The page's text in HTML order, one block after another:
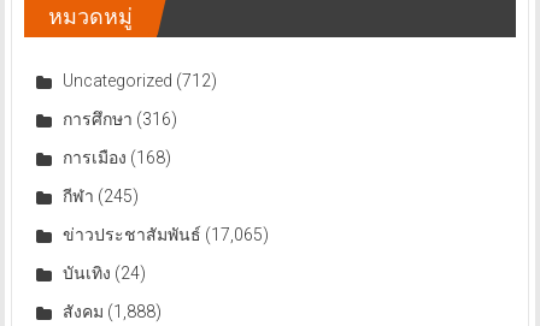
หมวดหมู่
Uncategorized (712)
การศึกษา (316)
การเมือง (168)
กีฬา (245)
ข่าวประชาสัมพันธ์ (17,065)
บันเทิง (24)
สังคม (1,888)